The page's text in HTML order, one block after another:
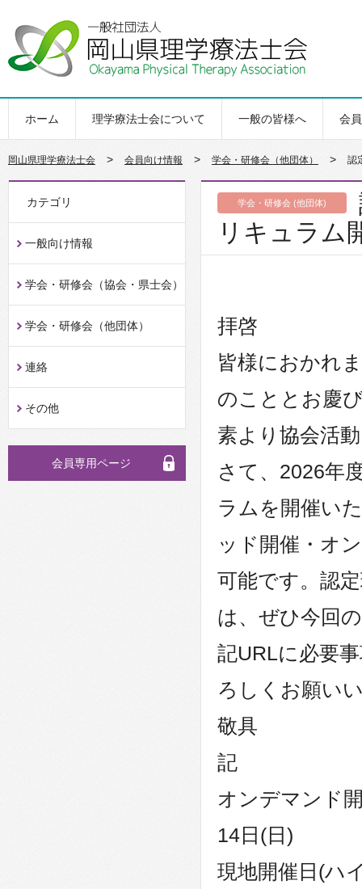
ホーム 理学療法士会について 一般の皆様へ 会
岡山県理学療法士会 > 会員向け情報 > 学会・研修会（他団体） > 認
カテゴリ
一般向け情報
学会・研修会（協会・県士会）
学会・研修会（他団体）
連絡
その他
会員専用ページ
学会・研修会 (他団体)
リキュラム
拝啓
皆様におかれ
のこととお慶
素より協会活
さて、2026年
ラムを開催い
ッド開催・オ
可能です。認
は、ぜひ今回
記URLに必要
ろしくお願い
敬具
記
オンデマンド
14日(日)
現地開催日(ハ